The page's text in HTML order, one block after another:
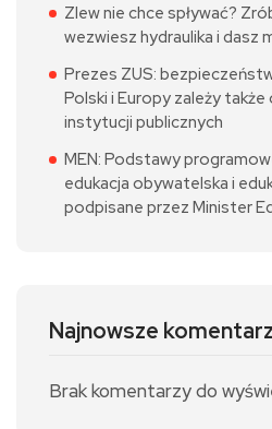
Zlew nie chce spływać?
wezwiesz hydraulika i dasz
Prezes ZUS:
Polski i Europy zależy także
instytucji publicznych
MEN: Podstawy
edukacja obywatelska i
podpisane przez Minister
Najnowsze
Brak komentarzy do